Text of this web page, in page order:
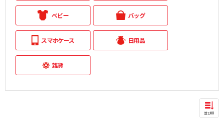
ベビー バッグ
スマホケース 日用品
雑貨
並び順